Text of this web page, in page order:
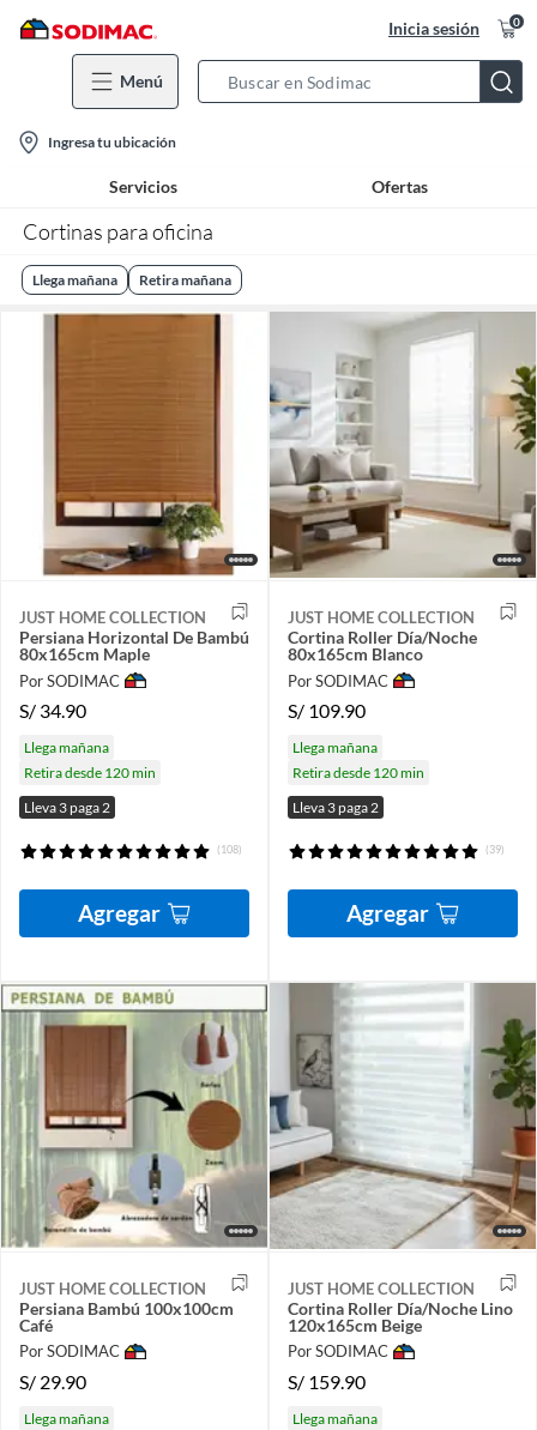
Inicia sesión 0
Menú
Bar
location-
icon
Ingresa tu ubicación
Servicios Ofertas
Cortinas para oficina
Llega mañana Retira mañana
JUST HOME COLLECTION
Persiana Horizontal De Bambú
80x165cm Maple
Por SODIMAC
S/ 34.90
Llega mañana
Retira desde 120 min
Lleva 3 paga 2
(108)
Agregar
JUST HOME COLLECTION
Cortina Roller Día/Noche
80x165cm Blanco
Por SODIMAC
S/ 109.90
Llega mañana
Retira desde 120 min
Lleva 3 paga 2
(39)
Agregar
JUST HOME COLLECTION
Persiana Bambú 100x100cm
Café
Por SODIMAC
S/ 29.90
Llega mañana
JUST HOME COLLECTION
Cortina Roller Día/Noche Lino
120x165cm Beige
Por SODIMAC
S/ 159.90
Llega mañana